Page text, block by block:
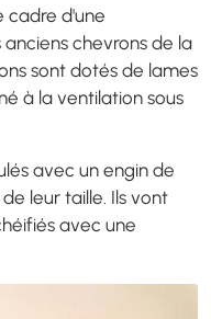
cadre d'une
chevrons de la
sont dotés de lames
à la ventilation sous
avec un engin de
leur taille. Ils vont
avec une